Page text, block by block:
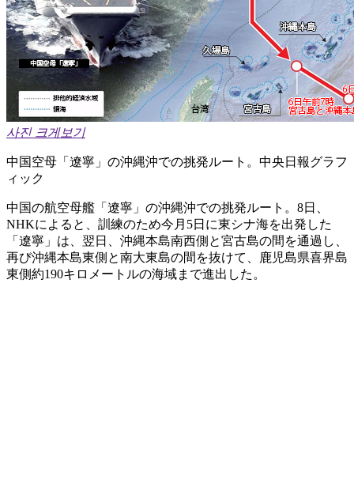
사진 크게보기
中国空母「遼寧」の沖縄沖での挑発ルート。中央日報グラフ
ィック
中国の航空母艦「遼寧」の沖縄沖での挑発ルート。8日、
NHKによると、訓練のため今月5日に東シナ海を出発した
「遼寧」は、翌日、沖縄本島南西側と宮古島の間を通過し、
再び沖縄本島東側と南大東島の間を抜けて、鹿児島県喜界島
東側約190キロメートルの海域まで進出した。